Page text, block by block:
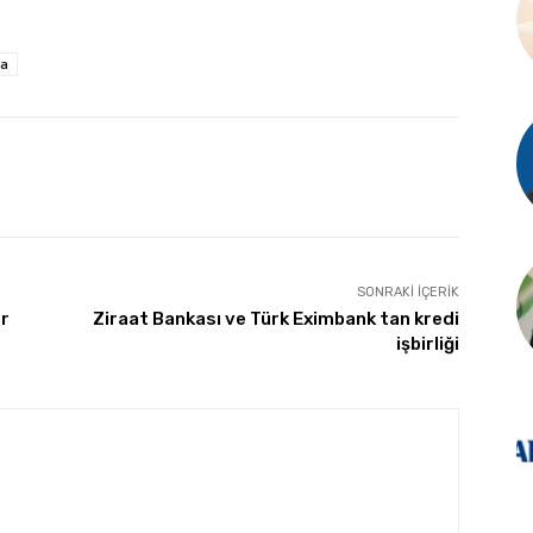
SONRAKI İÇERIK
Ziraat Bankası ve Türk Eximbank tan kredi
işbirliği